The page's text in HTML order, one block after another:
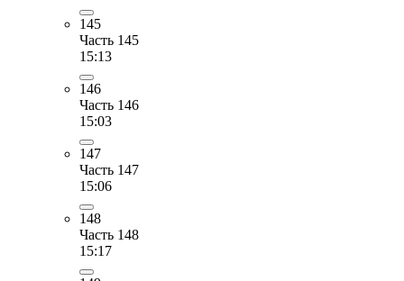
145
Часть 145
15:13
146
Часть 146
15:03
147
Часть 147
15:06
148
Часть 148
15:17